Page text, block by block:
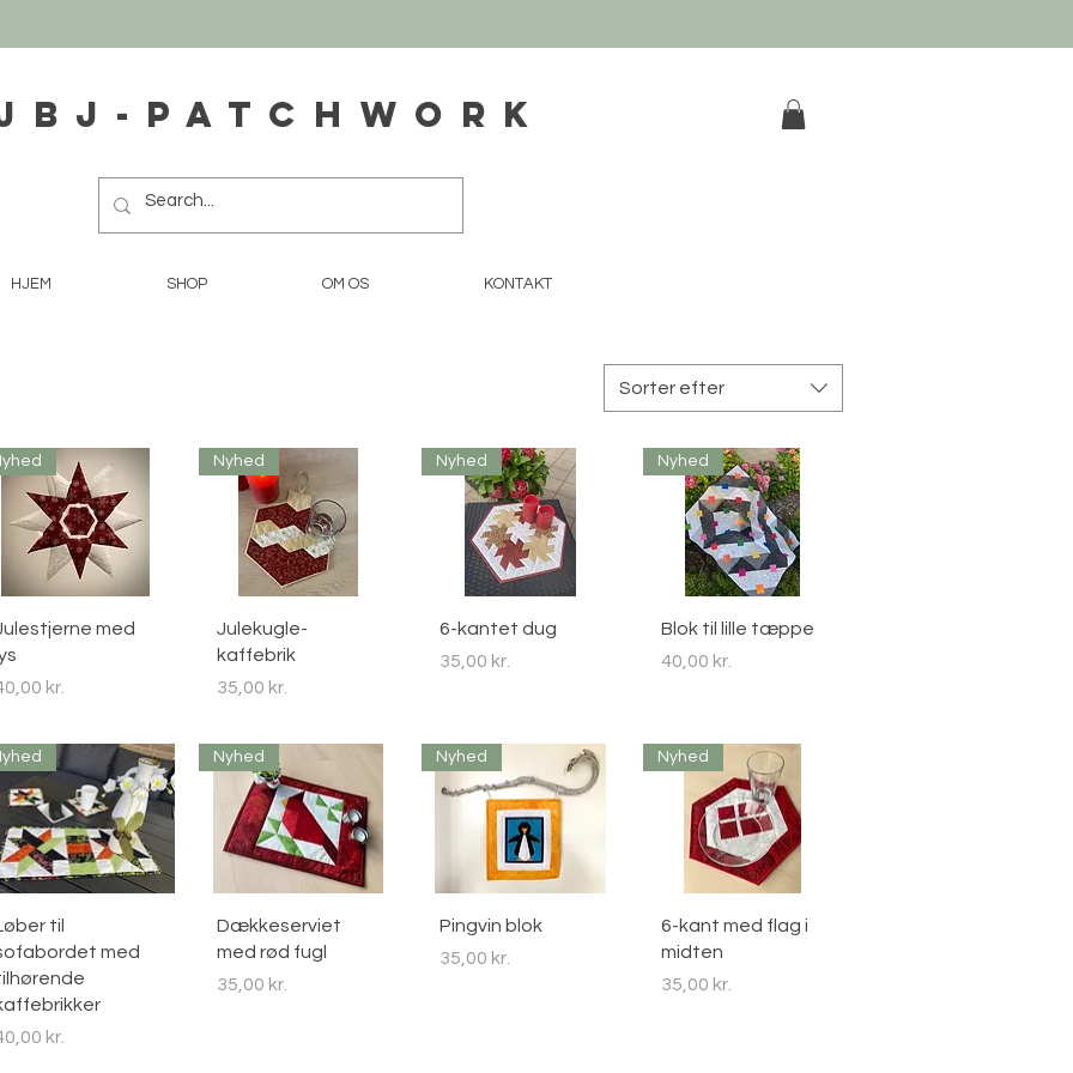
Patchwork
HJEM SHOP OM OS KONTAKT
Sorter efter
Hurtigvisning
med
kr.
Hurtigvisning
Nyhed
Julekugle-
kaffebrik
Pris
35,00 kr.
Hurtigvisning
Nyhed
6-kantet dug
Pris
35,00 kr.
Hurtigvisning
Nyhed
Blok til lille tæppe
Pris
40,00 kr.
Hurtigvisning
til
med
kr.
Hurtigvisning
Nyhed
Dækkeserviet
med rød fugl
Pris
35,00 kr.
Hurtigvisning
Nyhed
Pingvin blok
Pris
35,00 kr.
Hurtigvisning
Nyhed
6-kant med flag i
midten
Pris
35,00 kr.